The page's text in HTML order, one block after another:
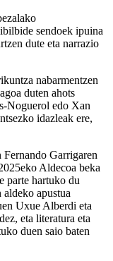
sendoek ipuina
dute eta narrazio
nabarmentzen
duten ahots
Noguerol edo Xan
idazleak ere,
Garrigaren
Aldecoa beka
parte hartuko du
apustua
Uxue Alberdi eta
eta literatura eta
duen saio baten